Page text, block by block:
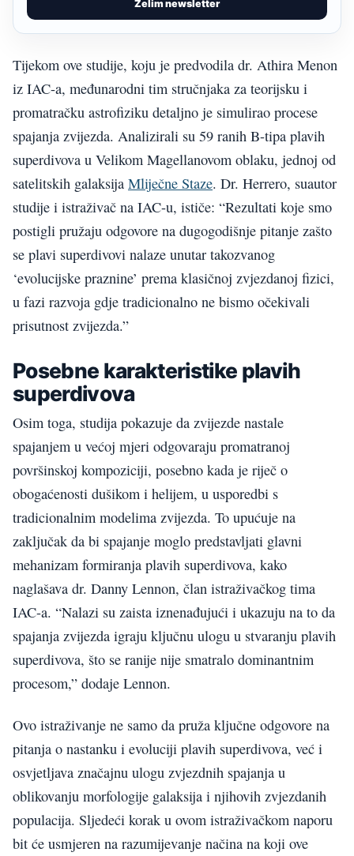
Želim newsletter
Tijekom ove studije, koju je predvodila dr. Athira Menon
iz IAC-a, međunarodni tim stručnjaka za teorijsku i
promatračku astrofiziku detaljno je simulirao procese
spajanja zvijezda. Analizirali su 59 ranih B-tipa plavih
superdivova u Velikom Magellanovom oblaku, jednoj od
satelitskih galaksija Mliječne Staze. Dr. Herrero, suautor
studije i istraživač na IAC-u, ističe: “Rezultati koje smo
postigli pružaju odgovore na dugogodišnje pitanje zašto
se plavi superdivovi nalaze unutar takozvanog
‘evolucijske praznine’ prema klasičnoj zvjezdanoj fizici,
u fazi razvoja gdje tradicionalno ne bismo očekivali
prisutnost zvijezda.”
Posebne karakteristike plavih
superdivova
Osim toga, studija pokazuje da zvijezde nastale
spajanjem u većoj mjeri odgovaraju promatranoj
površinskoj kompoziciji, posebno kada je riječ o
obogaćenosti dušikom i helijem, u usporedbi s
tradicionalnim modelima zvijezda. To upućuje na
zaključak da bi spajanje moglo predstavljati glavni
mehanizam formiranja plavih superdivova, kako
naglašava dr. Danny Lennon, član istraživačkog tima
IAC-a. “Nalazi su zaista iznenađujući i ukazuju na to da
spajanja zvijezda igraju ključnu ulogu u stvaranju plavih
superdivova, što se ranije nije smatralo dominantnim
procesom,” dodaje Lennon.
Ovo istraživanje ne samo da pruža ključne odgovore na
pitanja o nastanku i evoluciji plavih superdivova, već i
osvjetljava značajnu ulogu zvjezdnih spajanja u
oblikovanju morfologije galaksija i njihovih zvjezdanih
populacija. Sljedeći korak u ovom istraživačkom naporu
bit će usmjeren na razumijevanje načina na koji ove